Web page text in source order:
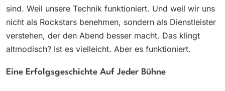
sind. Weil unsere Technik funktioniert. Und weil wir uns
nicht als Rockstars benehmen, sondern als Dienstleister
verstehen, der den Abend besser macht. Das klingt
altmodisch? Ist es vielleicht. Aber es funktioniert.
Eine Erfolgsgeschichte Auf Jeder Bühne